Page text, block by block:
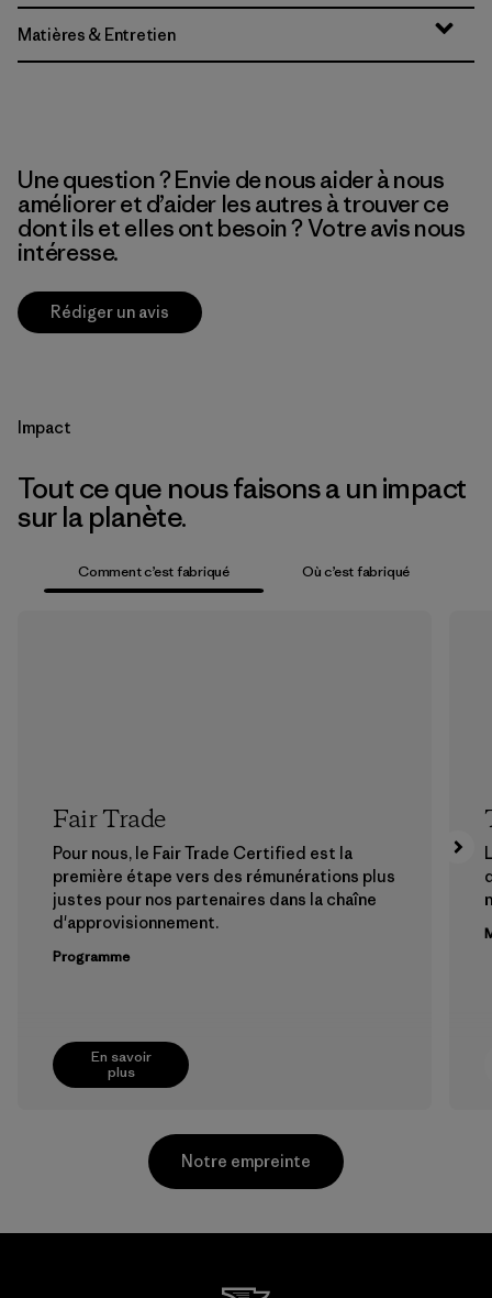
Matières & Entretien
Une question ? Envie de nous aider à nous
améliorer et d’aider les autres à trouver ce
dont ils et elles ont besoin ? Votre avis nous
intéresse.
Rédiger un avis
Impact
Tout ce que nous faisons a un impact
sur la planète.
Comment c’est fabriqué Où c’est fabriqué
En savoir
plus
Fair Trade
Pour nous, le Fair Trade Certified est la
première étape vers des rémunérations plus
justes pour nos partenaires dans la chaîne
d'approvisionnement.
Programme
Notre empreinte